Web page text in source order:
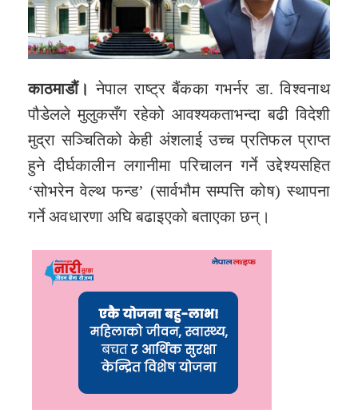
काठमाडौं। नेपाल राष्ट्र बैंकका गभर्नर डा. विश्वनाथ
पौडेलले मुलुकसँग रहेको आवश्यकताभन्दा बढी विदेशी
मुद्रा सञ्चितिको केही अंशलाई उच्च प्रतिफल प्राप्त
हुने दीर्घकालीन लगानीमा परिचालन गर्ने उद्देश्यसहित
‘सोभरेन वेल्थ फन्ड’ (सार्वभौम सम्पत्ति कोष) स्थापना
गर्ने अवधारणा अघि बढाइएको बताएका छन्।